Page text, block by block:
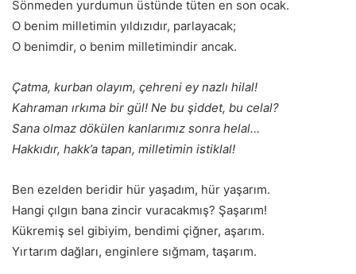
Sönmeden yurdumun üstünde tüten en son ocak.
O benim milletimin yıldızıdır, parlayacak;
O benimdir, o benim milletimindir ancak.
Çatma, kurban olayım, çehreni ey nazlı hilal!
Kahraman ırkıma bir gül! Ne bu şiddet, bu celal?
Sana olmaz dökülen kanlarımız sonra helal…
Hakkıdır, hakk’a tapan, milletimin istiklal!
Ben ezelden beridir hür yaşadım, hür yaşarım.
Hangi çılgın bana zincir vuracakmış? Şaşarım!
Kükremiş sel gibiyim, bendimi çiğner, aşarım.
Yırtarım dağları, enginlere sığmam, taşarım.